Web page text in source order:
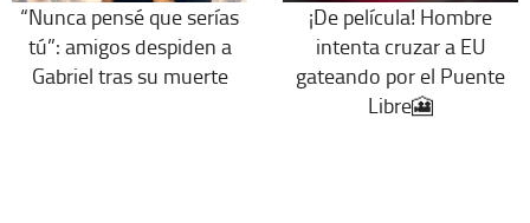
“Nunca pensé que serías
tú”: amigos despiden a
Gabriel tras su muerte
¡De película! Hombre
intenta cruzar a EU
gateando por el Puente
Libre🎦